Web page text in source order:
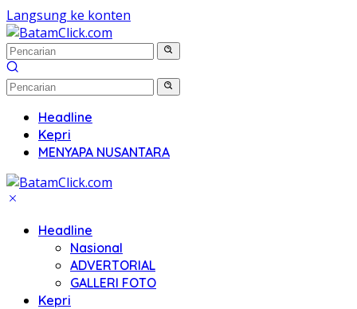
Langsung ke konten
Headline
Kepri
MENYAPA NUSANTARA
Headline
Nasional
ADVERTORIAL
GALLERI FOTO
Kepri